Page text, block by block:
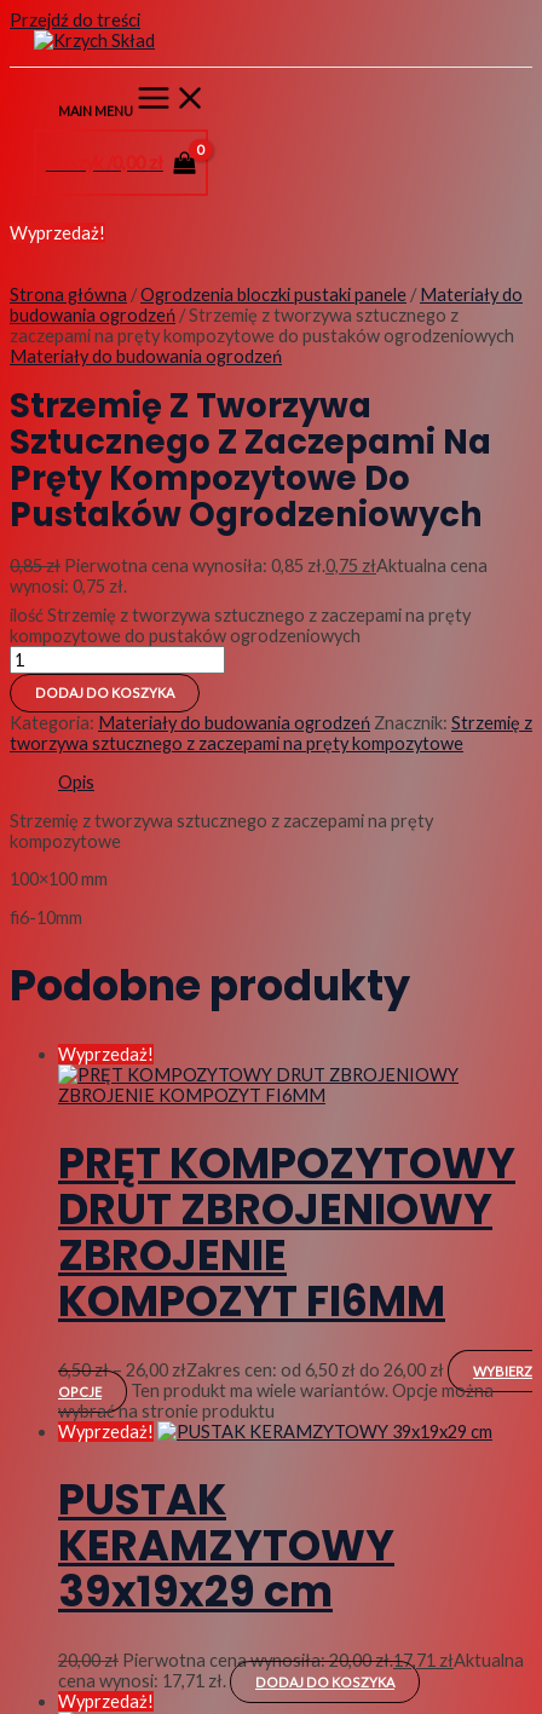
Przejdź do treści
MAIN MENU
Wyprzedaż!
Strona główna /Ogrodzenia bloczki pustaki panele /Materiały do
budowania ogrodzeń / Strzemię z tworzywa sztucznego z
zaczepami na pręty kompozytowe do pustaków ogrodzeniowych
Materiały do budowania ogrodzeń
Strzemię Z Tworzywa
Sztucznego Z Zaczepami Na
Pręty Kompozytowe Do
Pustaków Ogrodzeniowych
0,85zł Pierwotna cena wynosiła: 0,85 zł.0,75 złAktualna cena
wynosi: 0,75 zł.
ilość Strzemię z tworzywa sztucznego z zaczepami na pręty
kompozytowe do pustaków ogrodzeniowych
DODAJ DO KOSZYKA
Kategoria: Materiały do budowania ogrodzeńZnacznik: Strzemię z
tworzywa sztucznego z zaczepami na pręty kompozytowe
Opis
Strzemię z tworzywa sztucznego z zaczepami na pręty
kompozytowe
100×100 mm
fi6-10mm
Podobne produkty
Wyprzedaż!
PRĘT KOMPOZYTOWY
DRUT ZBROJENIOWY
ZBROJENIE
KOMPOZYT FI6MM
6,50zł– 26,00 złZakres cen: od 6,50 zł do 26,00 zł
WYBIERZ
OPCJE
Ten produkt ma wiele wariantów. Opcje można
wybrać na stronie produktu
Wyprzedaż!
PUSTAK
KERAMZYTOWY
39x19x29 cm
20,00zł Pierwotna cena wynosiła: 20,00 zł.17,71 złAktualna
cena wynosi: 17,71 zł.
DODAJ DO KOSZYKA
Wyprzedaż!